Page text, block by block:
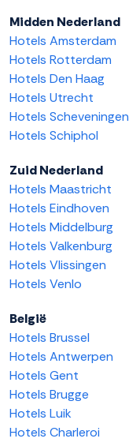
Midden Nederland
Hotels Amsterdam
Hotels Rotterdam
Hotels Den Haag
Hotels Utrecht
Hotels Scheveningen
Hotels Schiphol
Zuid Nederland
Hotels Maastricht
Hotels Eindhoven
Hotels Middelburg
Hotels Valkenburg
Hotels Vlissingen
Hotels Venlo
België
Hotels Brussel
Hotels Antwerpen
Hotels Gent
Hotels Brugge
Hotels Luik
Hotels Charleroi